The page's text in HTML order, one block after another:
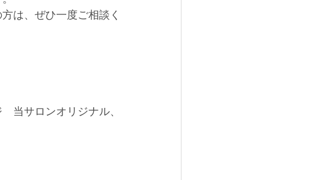
は、ぜひ一度ご相談く
当サロンオリジナル、